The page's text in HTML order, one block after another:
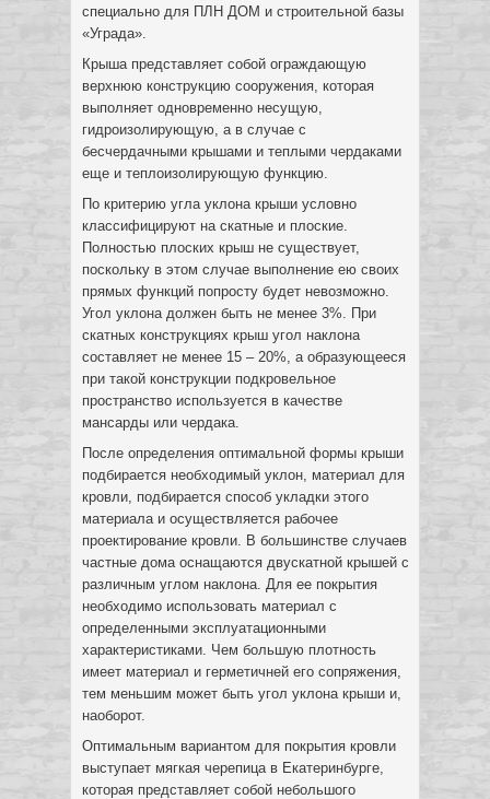
специально для ПЛН ДОМ и строительной базы
«Уграда».
Крыша представляет собой ограждающую
верхнюю конструкцию сооружения, которая
выполняет одновременно несущую,
гидроизолирующую, а в случае с
бесчердачными крышами и теплыми чердаками
еще и теплоизолирующую функцию.
По критерию угла уклона крыши условно
классифицируют на скатные и плоские.
Полностью плоских крыш не существует,
поскольку в этом случае выполнение ею своих
прямых функций попросту будет невозможно.
Угол уклона должен быть не менее 3%. При
скатных конструкциях крыш угол наклона
составляет не менее 15 – 20%, а образующееся
при такой конструкции подкровельное
пространство используется в качестве
мансарды или чердака.
После определения оптимальной формы крыши
подбирается необходимый уклон, материал для
кровли, подбирается способ укладки этого
материала и осуществляется рабочее
проектирование кровли. В большинстве случаев
частные дома оснащаются двускатной крышей с
различным углом наклона. Для ее покрытия
необходимо использовать материал с
определенными эксплуатационными
характеристиками. Чем большую плотность
имеет материал и герметичней его сопряжения,
тем меньшим может быть угол уклона крыши и,
наоборот.
Оптимальным вариантом для покрытия кровли
выступает мягкая черепица в Екатеринбурге,
которая представляет собой небольшого